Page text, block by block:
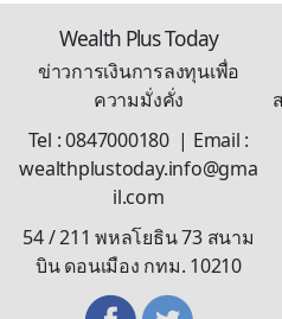
Wealth Plus Today
ข่าวการเงินการลงทุนเพื่อ
ความมั่งคั่ง
Tel : 0847000180 | Email :
wealthplustoday.info@gma
il.com
54 / 211 พหลโยธิน 73 สนาม
บิน ดอนเมือง กทม. 10210